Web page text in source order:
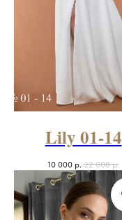
Lily 01-14
10 000 р. 22 800 р.